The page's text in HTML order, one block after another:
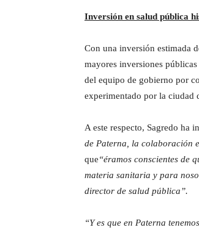
Inversión en salud pública
Con una inversión estimada
mayores inversiones
del equipo de gobierno por
experimentado por la ciudad
A este respecto, Sagredo ha
de Paterna, la colaboración
que“éramos conscientes de
materia sanitaria y para
director de salud pública”.
“Y es que en Paterna